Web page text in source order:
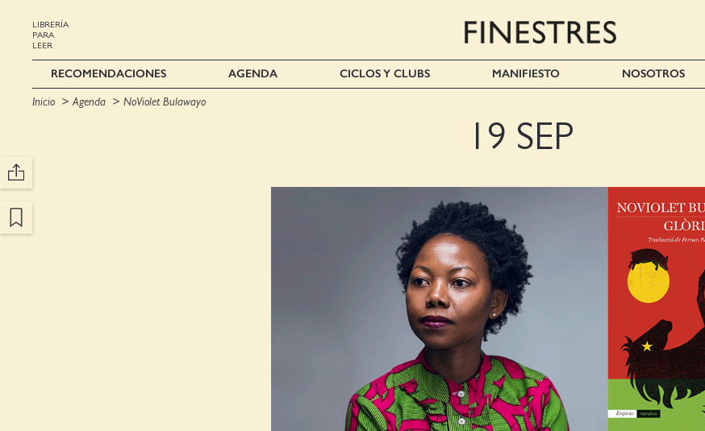
LIBRERÍA
PARA
LEER
RECOMENDACIONES AGENDA CICLOS Y CLUBS MANIFIESTO NOSOTROS
Inicio Agenda NoViolet Bulawayo
19 SEP